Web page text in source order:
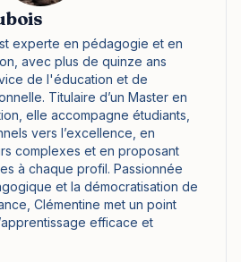
experte en pédagogie et en
avec plus de quinze ans
de l'éducation et de
Titulaire d’un Master en
elle accompagne étudiants,
vers l’excellence, en
complexes et en proposant
à chaque profil. Passionnée
et la démocratisation de
Clémentine met un point
efficace et